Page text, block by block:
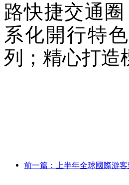
路快捷交通
系化開行特
列；精心打造